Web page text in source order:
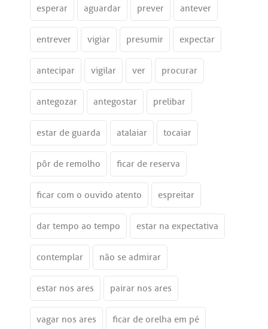
esperar aguardar prever antever
entrever vigiar presumir expectar
antecipar vigilar ver procurar
antegozar antegostar prelibar
estar de guarda atalaiar tocaiar
pôr de remolho ficar de reserva
ficar com o ouvido atento espreitar
dar tempo ao tempo estar na expectativa
contemplar não se admirar
estar nos ares pairar nos ares
vagar nos ares ficar de orelha em pé